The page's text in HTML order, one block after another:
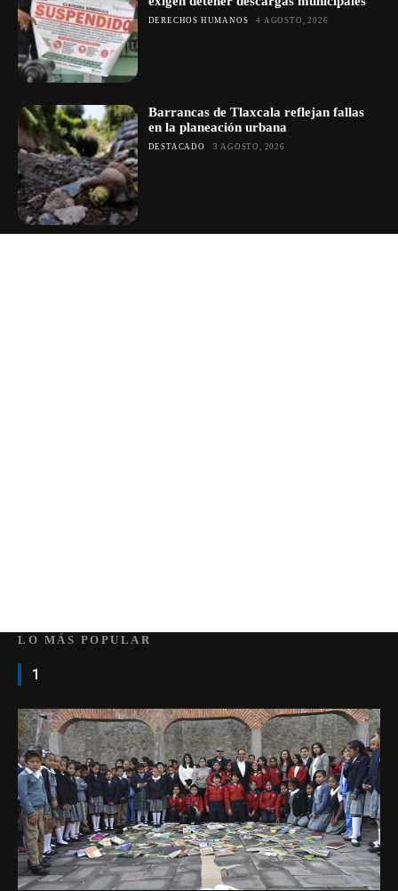
DERECHOS HUMANOS 4 AGOSTO, 2026
Barrancas de Tlaxcala reflejan fallas
en la planeación urbana
DESTACADO 3 AGOSTO, 2026
LO MÁS POPULAR
1